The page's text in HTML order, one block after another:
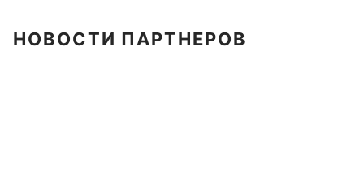
НОВОСТИ ПАРТНЕРОВ